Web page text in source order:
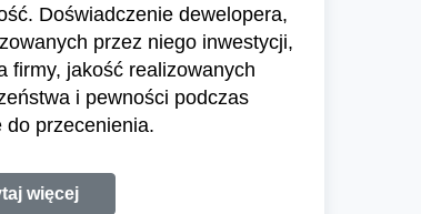
Doświadczenie dewelopera,
przez niego inwestycji,
firmy, jakość realizowanych
i pewności podczas
do przecenienia.
więcej